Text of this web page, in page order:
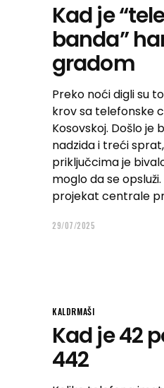
Kad je
banda”
gradom
Preko noći digli su
krov sa telefonske
Kosovskoj. Došlo je
nadzida i treći
priključcima je
moglo da se
projekat centrale
29/07/2025
KALDRMAŠI
Kad je 42
442